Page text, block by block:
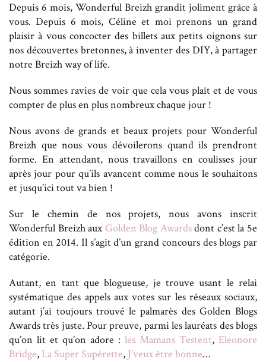
Depuis 6 mois, Wonderful Breizh grandit joliment grâce à
vous. Depuis 6 mois, Céline et moi prenons un grand
plaisir à vous concocter des billets aux petits oignons sur
nos découvertes bretonnes, à inventer des DIY, à partager
notre Breizh way of life.
Nous sommes ravies de voir que cela vous plaît et de vous
compter de plus en plus nombreux chaque jour !
Nous avons de grands et beaux projets pour Wonderful
Breizh que nous vous dévoilerons quand ils prendront
forme. En attendant, nous travaillons en coulisses jour
après jour pour qu’ils avancent comme nous le souhaitons
et jusqu’ici tout va bien !
Sur le chemin de nos projets, nous avons inscrit
Wonderful Breizh aux Golden Blog Awardsdont c’est la 5e
édition en 2014. Il s’agit d’un grand concours des blogs par
catégorie.
Autant, en tant que blogueuse, je trouve usant le relai
systématique des appels aux votes sur les réseaux sociaux,
autant j’ai toujours trouvé le palmarès des Golden Blogs
Awards très juste. Pour preuve, parmi les lauréats des blogs
qu’on lit et qu’on adore : les Mamans Testent, Eleonore
Bridge, La Super Supérette, J’veux être bonne…